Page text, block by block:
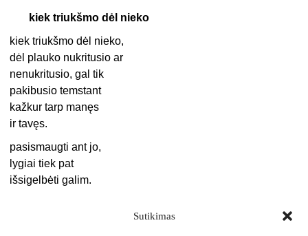
Sutikimas
kiek triukšmo dėl nieko
kiek triukšmo dėl nieko,
dėl plauko nukritusio ar
nenukritusio, gal tik
pakibusio temstant
kažkur tarp manęs
ir tavęs.
pasismaugti ant jo,
lygiai tiek pat
išsigelbėti galim.